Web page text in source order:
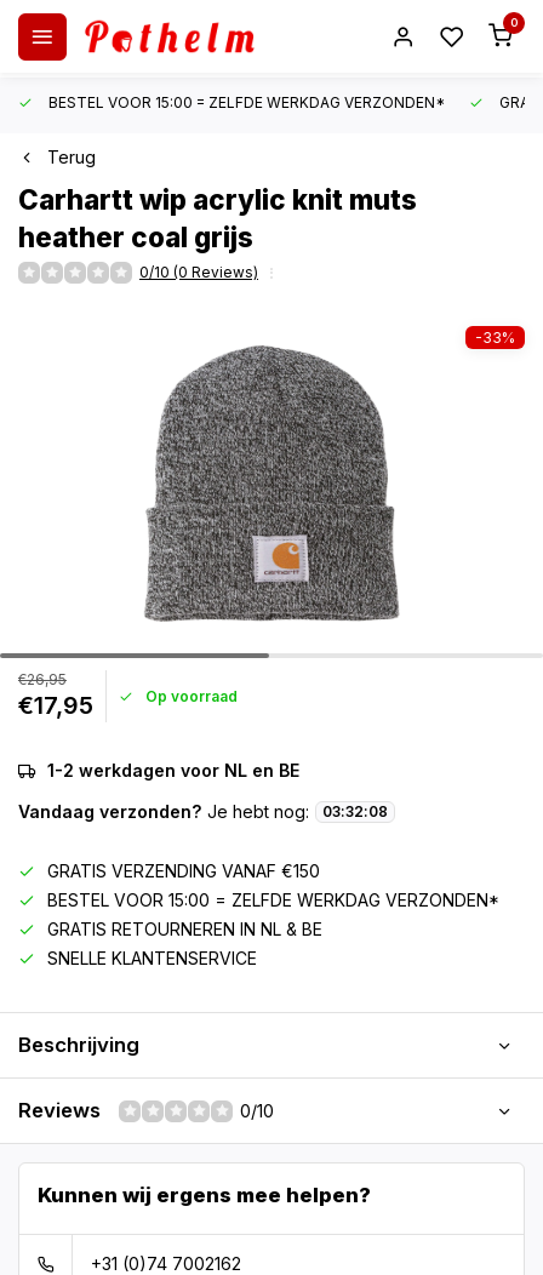
0
BESTEL VOOR 15:00 = ZELFDE WERKDAG VERZONDEN*
Terug
Carharttwip acrylic knit muts
heather coal grijs
0/10 (0 Reviews)
-33%
€26,95
€17,95 Op voorraad
1-2 werkdagen voor NL en BE
Vandaag verzonden? Je hebt nog: 03:32:08
GRATIS VERZENDING VANAF €150
BESTEL VOOR 15:00 = ZELFDE WERKDAG VERZONDEN*
GRATIS RETOURNEREN IN NL & BE
SNELLE KLANTENSERVICE
Beschrijving
Reviews 0/10
Kunnen wij ergens mee helpen?
+31 (0)74 7002162